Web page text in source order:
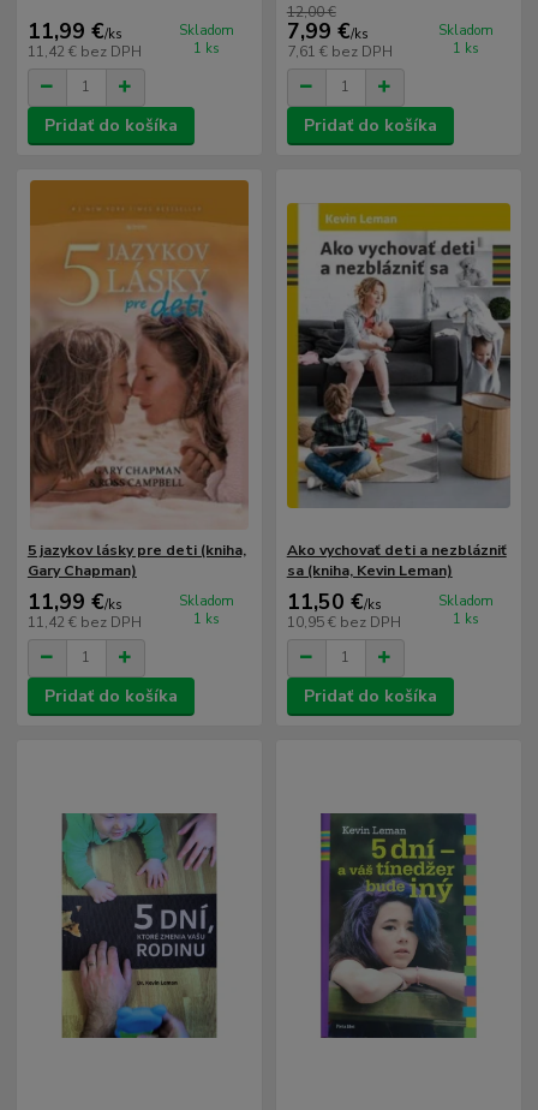
11,99 €/ks
11,42 € bez DPH
Skladom
1 ks
Pridať do košíka
12,00 €
7,99 €/ks
7,61 € bez DPH
Skladom
1 ks
Pridať do košíka
5 jazykov lásky pre deti (kniha,
Gary Chapman)
11,99 €/ks
11,42 € bez DPH
Skladom
1 ks
Pridať do košíka
Ako vychovať deti a nezblázniť
sa (kniha, Kevin Leman)
11,50 €/ks
10,95 € bez DPH
Skladom
1 ks
Pridať do košíka